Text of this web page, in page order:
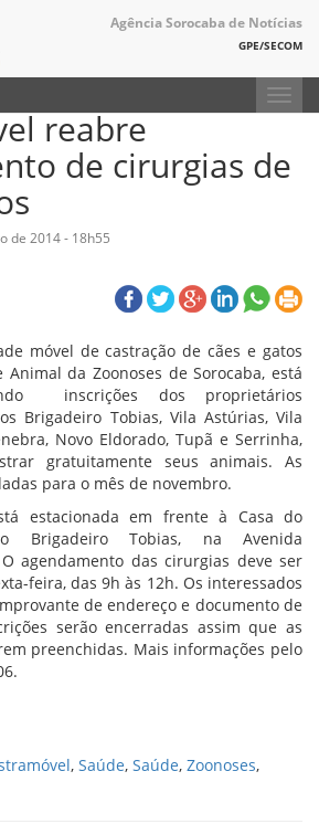
Agência Sorocaba de Notícias
GPE/SECOM
reabre
de cirurgias de
de 2014 - 18h55
móvel de castração de cães e gatos
Animal da Zoonoses de Sorocaba, está
inscrições dos proprietários
Brigadeiro Tobias, Vila Astúrias, Vila
Novo Eldorado, Tupã e Serrinha,
gratuitamente seus animais. As
para o mês de novembro.
estacionada em frente à Casa do
Brigadeiro Tobias, na Avenida
agendamento das cirurgias deve ser
feira, das 9h às 12h. Os interessados
de endereço e documento de
serão encerradas assim que as
preenchidas. Mais informações pelo
, Saúde, Saúde, Zoonoses,